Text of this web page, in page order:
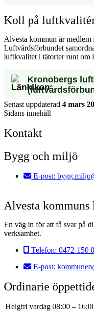
Koll på
Alvesta kommun är
Luftvårdsförbundet
luftkvalitet i tätorter runt om
Kronobergs
Senast uppdaterad 4 mars
Sidans innehåll
Kontakt
Bygg och miljö
E-post:
Alvesta kommuns
En väg in för att få svar på
verksamhet.
Telefon: 0472-150
E-post:
Ordinarie
Helgfri vardag 08:00 –